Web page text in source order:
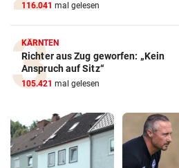
116.041 mal gelesen
KÄRNTEN
Richter aus Zug geworfen: „Kein
Anspruch auf Sitz“
105.421 mal gelesen